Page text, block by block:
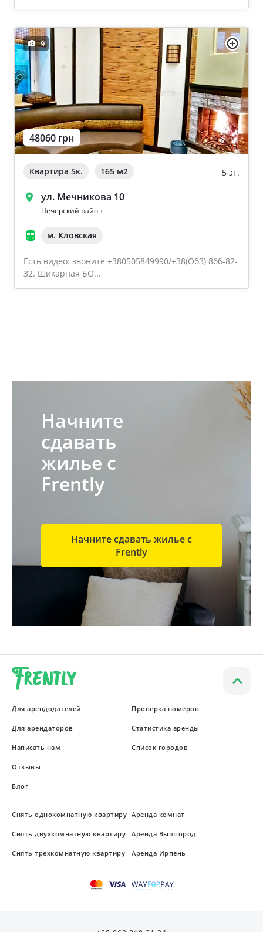
9
48060 грн
Квартира 5к. 165 м2 5 эт.
ул. Мечникова 10
Печерский район
м. Кловская
Есть видео: звоните +380505849990/+З8(OбЗ) 8бб-82-
З2. Шикарная БО...
Начните
сдавать
жилье с
Frently
Начните сдавать жилье с
Frently
Для арендодателей
Для арендаторов
Написать нам
Отзывы
Блог
Проверка номеров
Статистика аренды
Список городов
Снять однокомнатную квартиру
Снять двухкомнатную квартиру
Снять трехкомнатную квартиру
Аренда комнат
Аренда Вышгород
Аренда Ирпень